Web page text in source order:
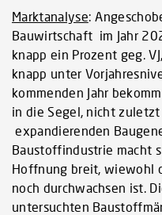
Marktanalyse:
Bauwirtschaft im Jahr
knapp ein Prozent geg.
knapp unter
kommenden Jahr
in die Segel, nicht
expandierenden
Baustoffindustrie macht
Hoffnung breit, wiewohl
noch durchwachsen ist.
untersuchten